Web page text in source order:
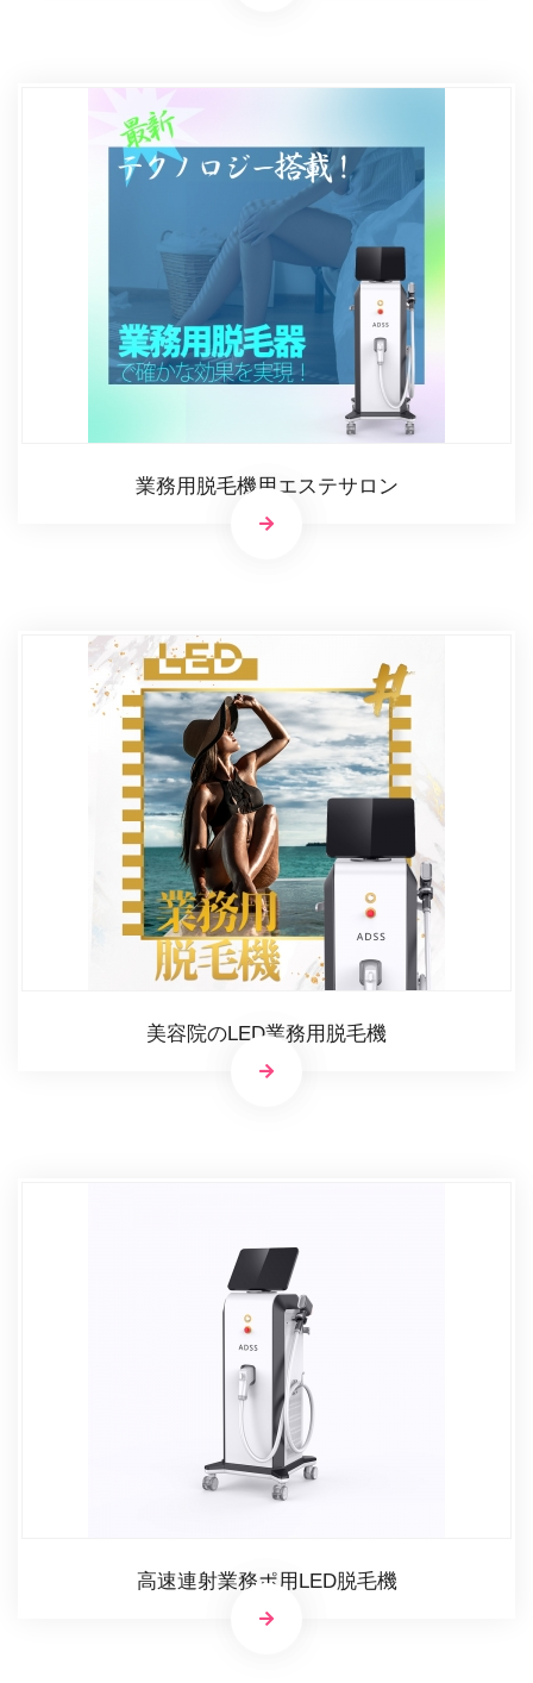
業務用脱毛機用エステサロン
美容院のLED業務用脱毛機
高速連射業務ポ用LED脱毛機